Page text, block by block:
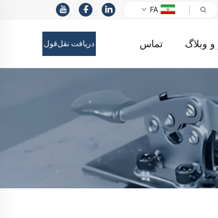
FA
و وبلاگ تماس دریافت نقل‌قول